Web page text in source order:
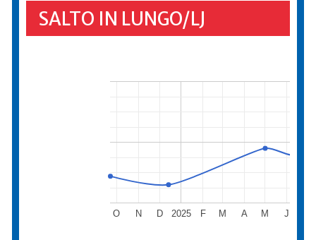
SALTO IN LUNGO/LJ
2025
O N D F M A M J